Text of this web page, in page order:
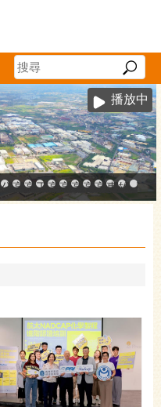
播放中
企業升級輔導網站
港創艦
技創新園區
線上申辦系統
業園區
業資訊平台
本洲產業園區服務中心
公司、商業登記主題網
高雄市友善商家
高雄市政府經濟發展局-
工業管線防災教育資
高雄市綠能管理資
高雄市綠能管理
高雄淨零商轉
高雄招商網
高雄會展網
專刊『雄
雄心高
「我